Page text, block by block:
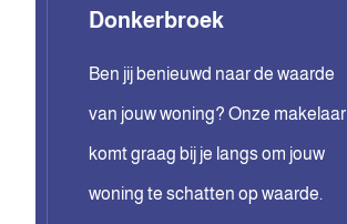
Donkerbroek
Ben jij benieuwd naar de waarde
van jouw woning? Onze makelaar
komt graag bij je langs om jouw
woning te schatten op waarde.